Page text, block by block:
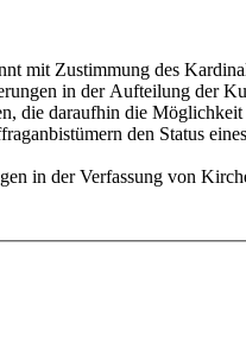
mit Zustimmung des
in der Aufteilung der
die daraufhin die
den Status
in der Verfassung von